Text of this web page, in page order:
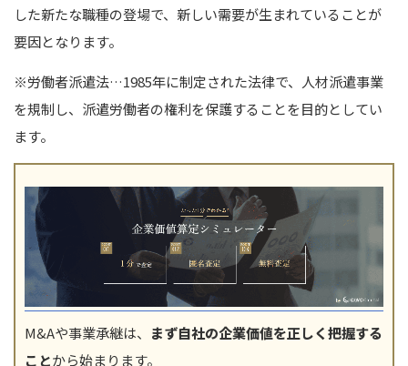
した新たな職種の登場で、新しい需要が生まれていることが
要因となります。
※労働者派遣法…1985年に制定された法律で、人材派遣事業
を規制し、派遣労働者の権利を保護することを目的としてい
ます。
M&Aや事業承継は、 まず自社の企業価値を正しく把握する
ことから始まります。